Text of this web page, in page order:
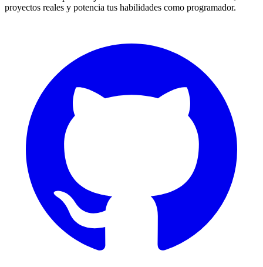
proyectos reales y potencia tus habilidades como programador.